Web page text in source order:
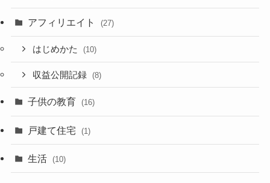
アフィリエイト (27)
はじめかた (10)
収益公開記録 (8)
子供の教育 (16)
戸建て住宅 (1)
生活 (10)